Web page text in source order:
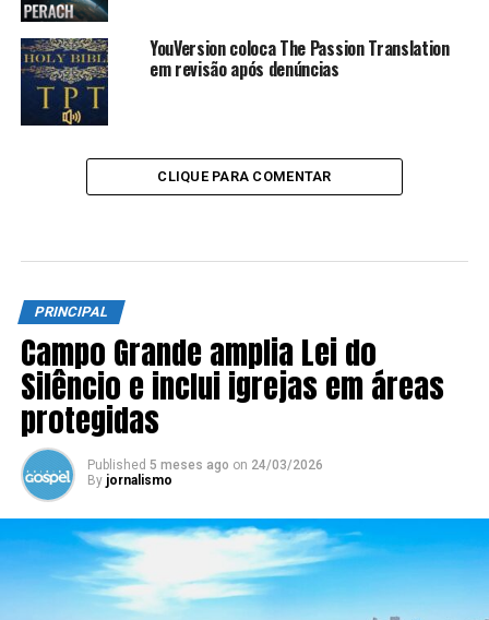
YouVersion coloca The Passion Translation
em revisão após denúncias
CLIQUE PARA COMENTAR
PRINCIPAL
Campo Grande amplia Lei do
Silêncio e inclui igrejas em áreas
protegidas
Published 5 meses ago on 24/03/2026
By jornalismo